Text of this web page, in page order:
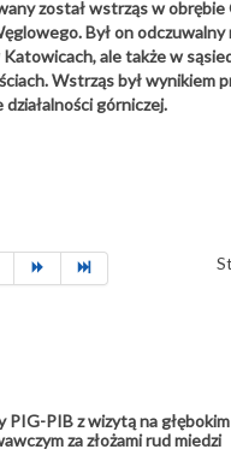
został wstrząs w obrębie
Był on
ale także w
Wstrząs był wynikiem
górniczej.
PIG-PIB z wizytą na
za złożami rud miedzi